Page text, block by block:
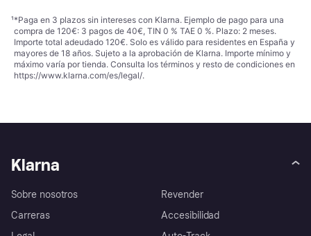
¹*Paga en 3 plazos sin intereses con Klarna. Ejemplo de pago para una
compra de 120€: 3 pagos de 40€, TIN 0 % TAE 0 %. Plazo: 2 meses.
Importe total adeudado 120€. Solo es válido para residentes en España y
mayores de 18 años. Sujeto a la aprobación de Klarna. Importe mínimo y
máximo varía por tienda. Consulta los términos y resto de condiciones en
https://www.klarna.com/es/legal/.
Klarna
Sobre nosotros
Carreras
Revender
Accesibilidad